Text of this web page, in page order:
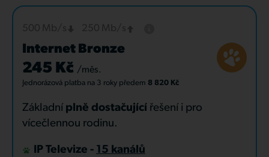
Internet Bronze
245 Kč /měs.
Jednorázová platba na 3 roky předem 8 820 Kč
Základní plně dostačující řešení i pro
vícečlennou rodinu.
IP Televize - 15 kanálů